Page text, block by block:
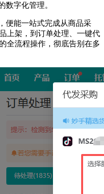
数字化管理。
便能一站式完成从商品采
上架，到订单处理、一键代
全流程操作，彻底告别在多